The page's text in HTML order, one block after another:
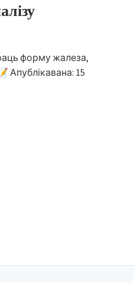
форму жалеза,
Апублікавана: 15